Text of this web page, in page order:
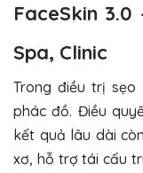
FaceSkin
Spa, Clinic
Trong điều trị
phác đồ. Điều
kết quả lâu dài
xơ, hỗ trợ tái cấu